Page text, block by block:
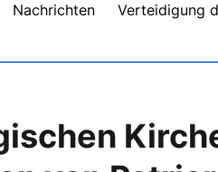
Nachrichten Verteidigung